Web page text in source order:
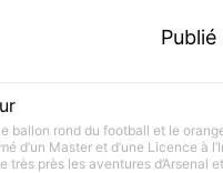
ballon rond du football et le
d’un Master et d’une Licence à
près les aventures d’Arsenal